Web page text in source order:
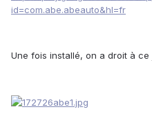
id=com.abe.abeauto&hl=fr
Une fois installé, on a droit à